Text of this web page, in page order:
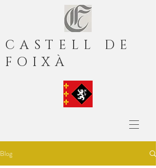
CASTELL DE
FOIXÀ
Blog